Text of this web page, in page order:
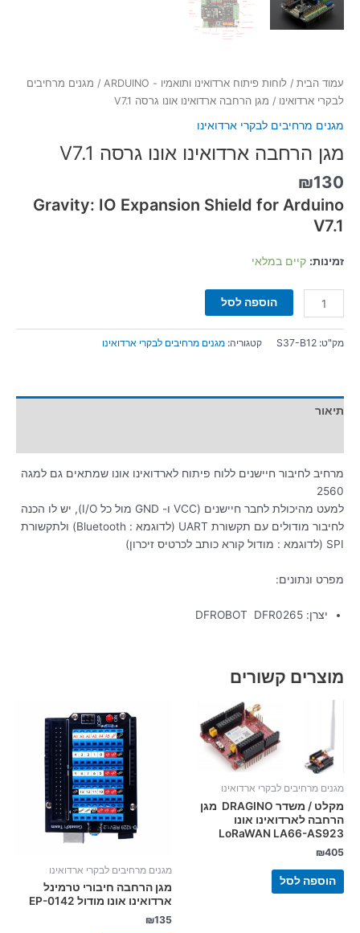
עמוד הבית / לוחות פיתוח ארדואינו ותואמיו - ARDUINO / מגנים מרחיבים
לבקרי ארדואינו / מגן הרחבה ארדואינו אונו גרסה V7.1
מגנים מרחיבים לבקרי ארדואינו
מגן הרחבה ארדואינו אונו גרסה V7.1
₪130
Gravity: IO Expansion Shield for Arduino
V7.1
זמינות: קיים במלאי
הוספה לסל
מק"ט: S37-B12 קטגוריה: מגנים מרחיבים לבקרי ארדואינו
תיאור
מרחיב לחיבור חיישנים ללוח פיתוח לארדואינו אונו שמתאים גם למגה
2560
למעט מהיכולת לחבר חיישנים (VCC ו- GND מול כל I/O), יש לו הכנה
לחיבור מודולים עם תקשורת UART (לדוגמא : Bluetooth) ולתקשורת
SPI (לדוגמא : מודול קורא כותב לכרטיס זיכרון)
מפרט ונתונים:
יצרן: DFROBOT DFR0265
מוצרים קשורים
מגנים מרחיבים לבקרי ארדואינו
מקלט / משדר DRAGINO מגן
הרחבה לארדואינו אונו
LoRaWAN LA66-AS923
₪405
הוספה לסל
מגנים מרחיבים לבקרי ארדואינו
מגן הרחבה חיבורי טרמינל
ארדואינו אונו מודול EP-0142
₪135